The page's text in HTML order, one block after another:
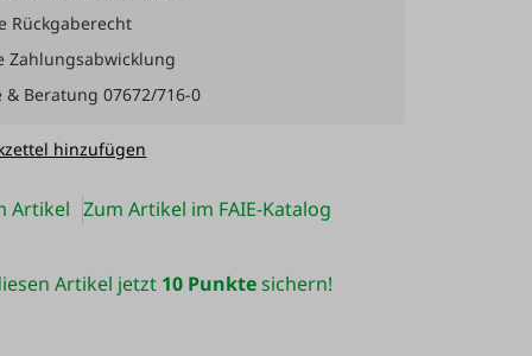
Rückgaberecht
Zahlungsabwicklung
& Beratung 07672/716-0
hinzufügen
Artikel Zum Artikel im FAIE-Katalog
Artikel jetzt 10 Punktesichern!